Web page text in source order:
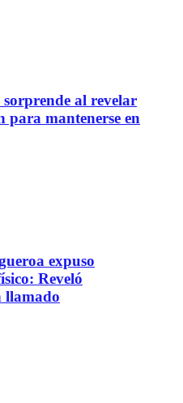
al revelar
para mantenerse en
expuso
Reveló
llamado